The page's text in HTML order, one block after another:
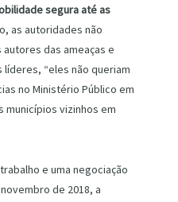
segura até as
as autoridades não
das ameaças e
“eles não queriam
no Ministério Público em
municípios vizinhos em
e uma negociação
de 2018, a